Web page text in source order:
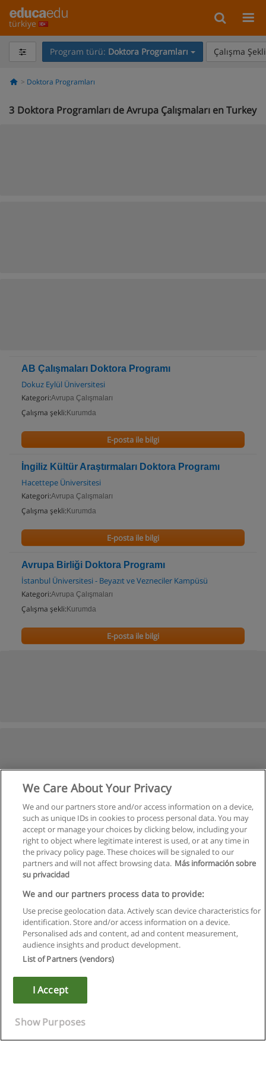
türkiye
Program türü: Doktora Programları Çalışma
Doktora Programları
3 Doktora Programları de Avrupa Çalışmaları en Turkey
AB Çalışmaları Doktora Programı
Dokuz Eylül Üniversitesi
Kategori:Avrupa Çalışmaları
Çalışma şekli: Kurumda
E-posta ile bilgi
İngiliz Kültür Araştırmaları Doktora Programı
Hacettepe Üniversitesi
Kategori:Avrupa Çalışmaları
Çalışma şekli: Kurumda
E-posta ile bilgi
Avrupa Birliği Doktora Programı
İstanbul Üniversitesi - Beyazıt ve Vezneciler Kampüsü
Kategori:Avrupa Çalışmaları
Çalışma şekli: Kurumda
E-posta ile bilgi
Kullanım koşulları
Gizlilik politikası
Copyright © Educaedu Business S.L. - CIF : B-95610580: -
We Care About Your Privacy
We and our partners store and/or access information on a device,
such as unique IDs in cookies to process personal data. You may
accept or manage your choices by clicking below, including your
right to object where legitimate interest is used, or at any time in
the privacy policy page. These choices will be signaled to our
partners and will not affect browsing data. Más información sobre
su privacidad
We and our partners process data to provide:
Use precise geolocation data. Actively scan device characteristics for
identification. Store and/or access information on a device.
Personalised ads and content, ad and content measurement,
audience insights and product development.
List of Partners (vendors)
I Accept
Show Purposes